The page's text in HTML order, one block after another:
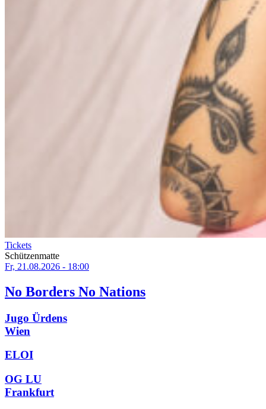
Tickets
Schützenmatte
Fr, 21.08.2026 - 18:00
No Borders No Nations
Jugo Ürdens
Wien
ELOI
OG LU
Frankfurt